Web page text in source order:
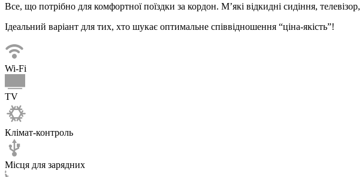
Все, що потрібно для комфортноїпоїздки за кордон. М’які відкидні сидіння, телевізор,
Ідеальний варіант для тих, хто шукає оптимальне співвідношення “ціна-якість”!
Wi-Fi
TV
Клімат-контроль
Місця для зарядних